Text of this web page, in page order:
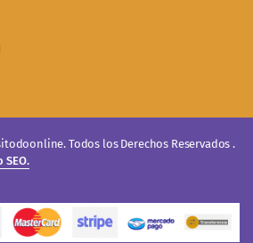
Todos los Derechos Reservados .
SEO.